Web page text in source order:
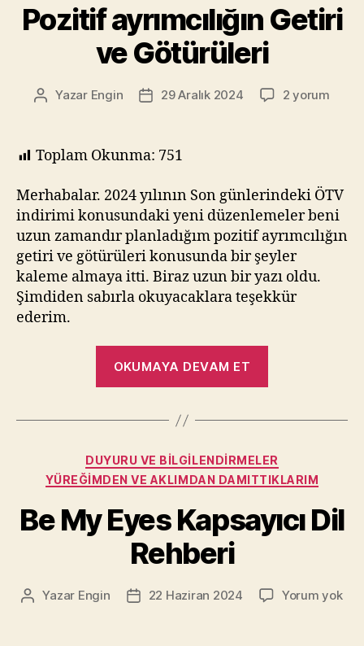
Pozitif ayrımcılığın Getiri
ve Götürüleri
Yazının
Yazar Engin
Yazı29 Aralık 2024
Pozitif
2 yorum
Toplam Okunma: 751
Merhabalar. 2024 yılının Son günlerindeki ÖTV
indirimi konusundaki yeni düzenlemeler beni
uzun zamandır planladığım pozitif ayrımcılığın
getiri ve götürüleri konusunda bir şeyler
kaleme almaya itti. Biraz uzun bir yazı oldu.
Şimdiden sabırla okuyacaklara teşekkür
ederim.
OKUMAYA DEVAM ET
ve
Kategoriler
DUYURU VE BILGILENDIRMELER
YÜREĞIMDEN VE AKLIMDAN DAMITTIKLARIM
Be My Eyes Kapsayıcı Dil
Rehberi
Yazının
Yazar Engin
Yazı22 Haziran 2024 Yorum yokBe